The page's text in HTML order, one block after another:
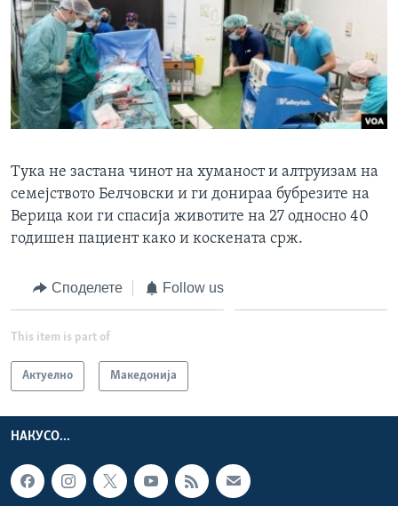
Тука не застана чинот на хуманост и алтруизам на
семејството Белчовски и ги донираа бубрезите на
Верица кои ги спасија животите на 27 односно 40
годишен пациент како и коскената срж.
Споделете Follow us
This item is part of
Актуелно Македонија
НАКУСО...